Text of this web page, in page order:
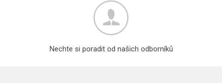
Nechte si poradit od našich odborníků